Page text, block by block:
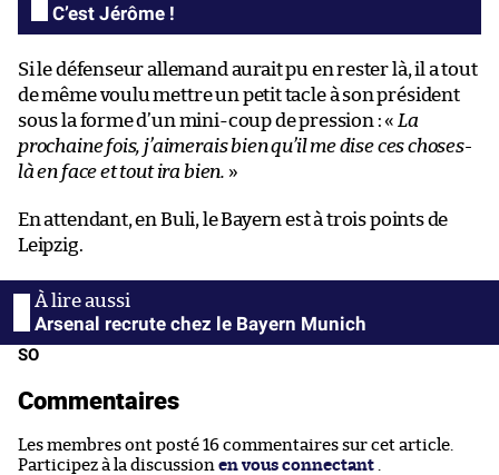
C’est Jérôme !
Si le défenseur allemand aurait pu en rester là, il a tout
de même voulu mettre un petit tacle à son président
sous la forme d’un mini-coup de pression : « La
prochaine fois, j’aimerais bien qu’il me dise ces choses-
là en face et tout ira bien. »
En attendant, en Buli, le Bayern est à trois points de
Leipzig.
Arsenal recrute chez le Bayern Munich
SO
Commentaires
Les membres ont posté 16 commentaires sur cet article.
Participez à la discussion en vous connectant